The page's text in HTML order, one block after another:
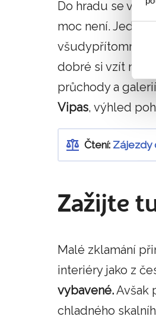
Do hradu se
moc není.
všudypřítomný
dobré si vzít na
průchody a
Vipas, výhled
Čtení: Zájezdy
Zažijte
Malé zklamání
interiéry jako z
vybavené.Avšak
chladného